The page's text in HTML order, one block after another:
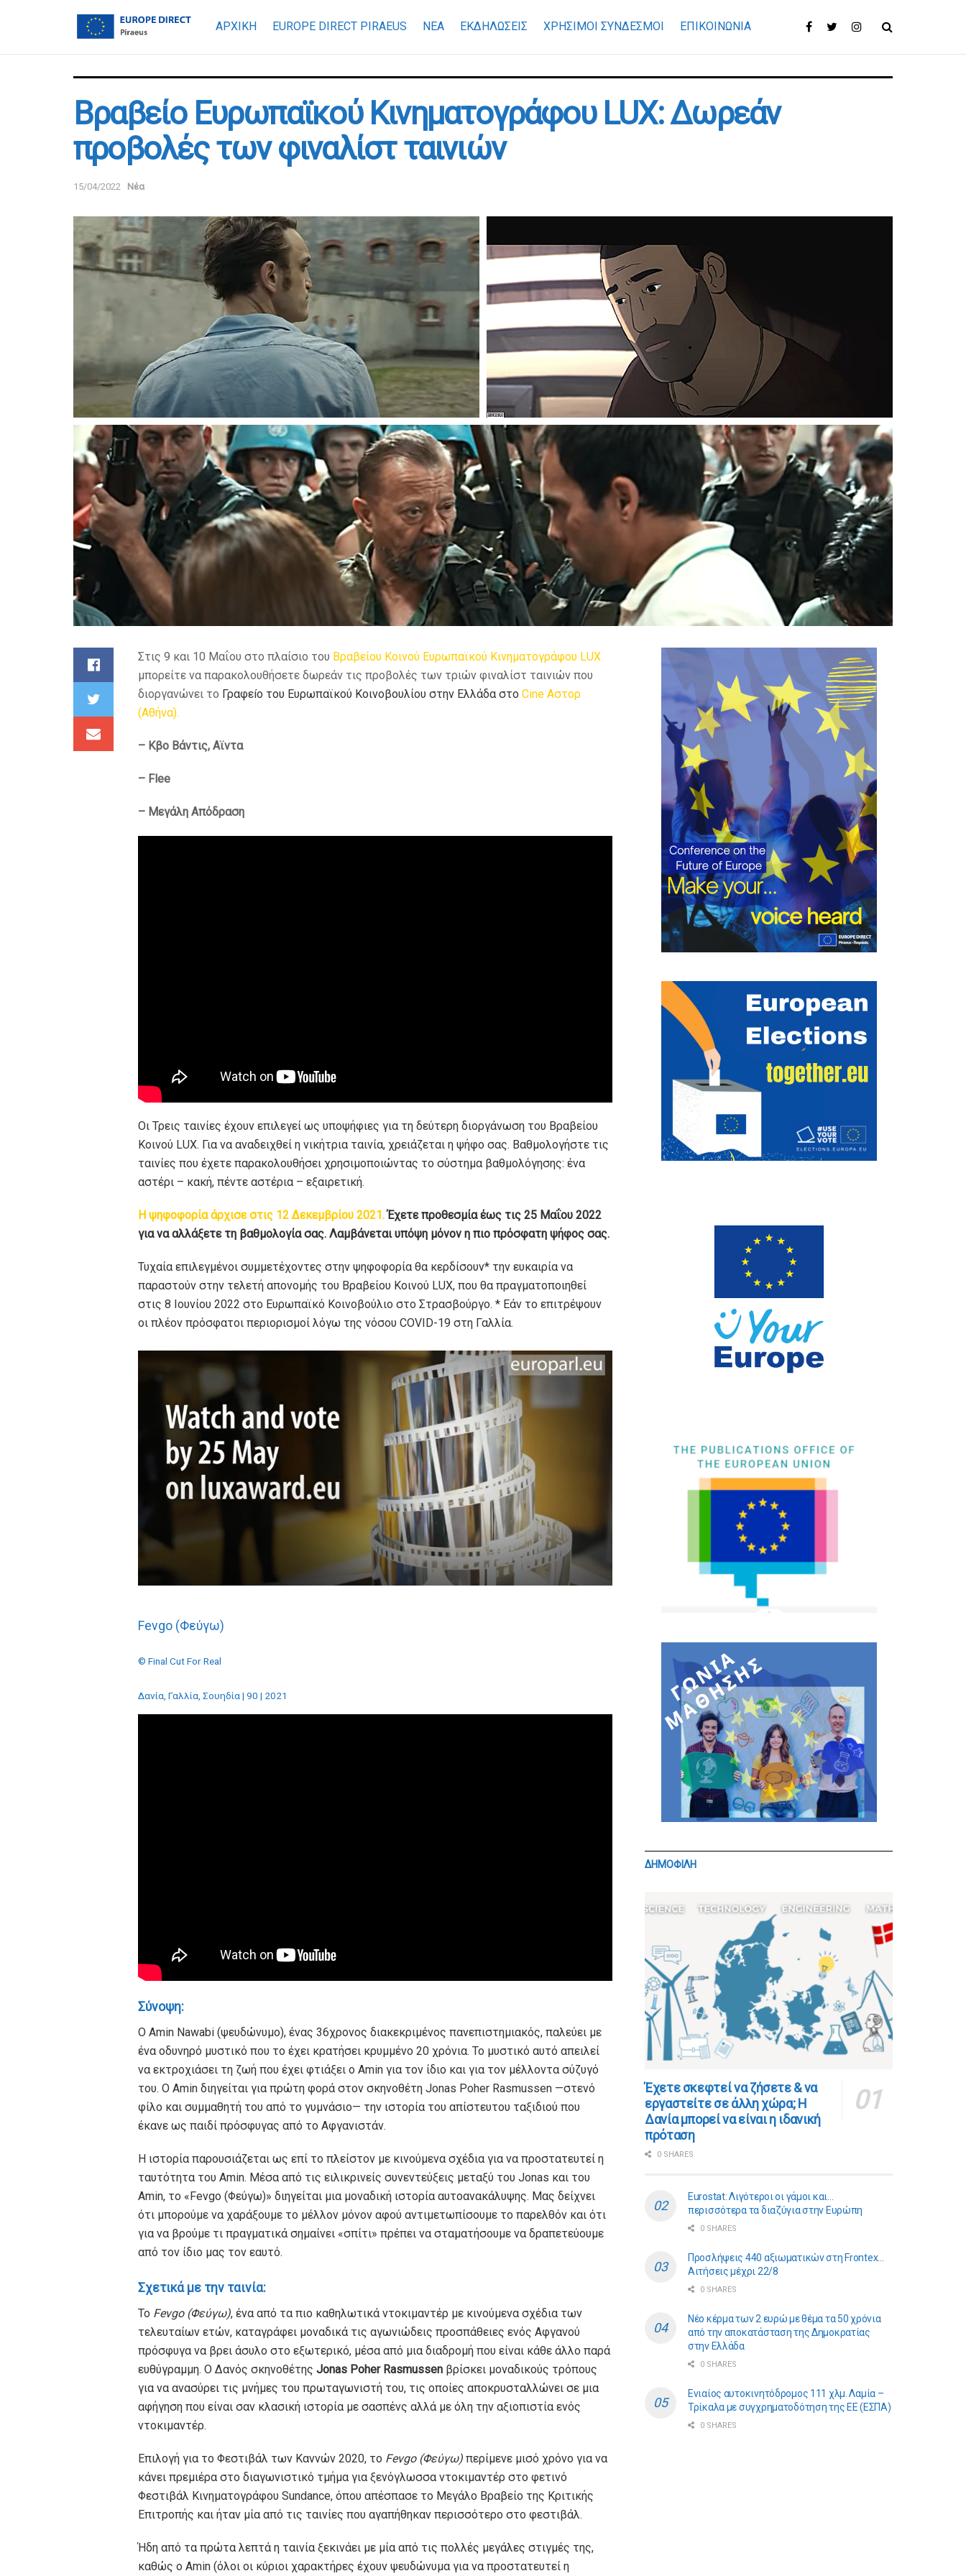
ΑΡΧΙΚΗ EUROPE DIRECT PIRAEUS ΝΕΑ ΕΚΔΗΛΩΣΕΙΣ ΧΡΉΣΙΜΟΙ ΣΎΝΔΕΣΜΟΙ ΕΠΙΚΟΙΝΩΝΊΑ
Βραβείο Ευρωπαϊκού Κινηματογράφου LUX: Δωρεάν
προβολές των φιναλίστ ταινιών
15/04/2022 Νέα
Στις 9 και 10 Μαΐου στο πλαίσιο του Βραβείου Κοινού Ευρωπαϊκού Κινηματογράφου LUX
μπορείτε να παρακολουθήσετε δωρεάν τις προβολές των τριών φιναλίστ ταινιών που
διοργανώνει το Γραφεíο του Ευρωπαϊκού Κοινοβουλίου στην Ελλάδα στο Cine Αστορ
(Αθήνα).
– Κβο Βάντις, Αϊντα
– Flee
– Mεγάλη Απόδραση
Oι Τρεις ταινίες έχουν επιλεγεί ως υποψήφιες για τη δεύτερη διοργάνωση του Βραβείου
Κοινού LUX. Για να αναδειχθεί η νικήτρια ταινία, χρειάζεται η ψήφο σας. Βαθμολογήστε τις
ταινίες που έχετε παρακολουθήσει χρησιμοποιώντας το σύστημα βαθμολόγησης: ένα
αστέρι – κακή, πέντε αστέρια – εξαιρετική.
Η ψηφοφορία άρχισε στις 12 Δεκεμβρίου 2021.Έχετε προθεσμία έως τις 25 Μαΐου 2022
για να αλλάξετε τη βαθμολογία σας. Λαμβάνεται υπόψη μόνον η πιο πρόσφατη ψήφος σας.
Τυχαία επιλεγμένοι συμμετέχοντες στην ψηφοφορία θα κερδίσουν* την ευκαιρία να
παραστούν στην τελετή απονομής του Βραβείου Κοινού LUX, που θα πραγματοποιηθεί
στις 8 Ιουνίου 2022 στο Ευρωπαϊκό Κοινοβούλιο στο Στρασβούργο. * Εάν το επιτρέψουν
οι πλέον πρόσφατοι περιορισμοί λόγω της νόσου COVID-19 στη Γαλλία.
Fevgo (Φεύγω)
© Final Cut For Real
Δανία, Γαλλία, Σουηδία | 90 | 2021
Σύνοψη:
Ο Amin Nawabi (ψευδώνυμο), ένας 36χρονος διακεκριμένος πανεπιστημιακός, παλεύει με
ένα οδυνηρό μυστικό που το έχει κρατήσει κρυμμένο 20 χρόνια. Το μυστικό αυτό απειλεί
να εκτροχιάσει τη ζωή που έχει φτιάξει ο Amin για τον ίδιο και για τον μέλλοντα σύζυγό
του. Ο Amin διηγείται για πρώτη φορά στον σκηνοθέτη Jonas Poher Rasmussen —στενό
φίλο και συμμαθητή του από το γυμνάσιο— την ιστορία του απίστευτου ταξιδιού που
έκανε ως παιδί πρόσφυγας από το Αφγανιστάν.
Η ιστορία παρουσιάζεται ως επί το πλείστον με κινούμενα σχέδια για να προστατευτεί η
ταυτότητα του Amin. Μέσα από τις ειλικρινείς συνεντεύξεις μεταξύ του Jonas και του
Amin, το «Fevgo (Φεύγω)» διηγείται μια μοναδική ιστορία αυτοανακάλυψης. Μας δείχνει
ότι μπορούμε να χαράξουμε το μέλλον μόνον αφού αντιμετωπίσουμε το παρελθόν και ότι
για να βρούμε τι πραγματικά σημαίνει «σπίτι» πρέπει να σταματήσουμε να δραπετεύουμε
από τον ίδιο μας τον εαυτό.
Σχετικά με την ταινία:
Το Fevgo (Φεύγω), ένα από τα πιο καθηλωτικά ντοκιμαντέρ με κινούμενα σχέδια των
τελευταίων ετών, καταγράφει μοναδικά τις αγωνιώδεις προσπάθειες ενός Αφγανού
πρόσφυγα να βρει άσυλο στο εξωτερικό, μέσα από μια διαδρομή που είναι κάθε άλλο παρά
ευθύγραμμη. Ο Δανός σκηνοθέτης Jonas Poher Rasmussen βρίσκει μοναδικούς τρόπους
για να ανασύρει τις μνήμες του πρωταγωνιστή του, τις οποίες αποκρυσταλλώνει σε μια
αφήγηση που είναι σαν κλασική ιστορία με σασπένς αλλά με όλη την αξιοπιστία ενός
ντοκιμαντέρ.
Επιλογή για το Φεστιβάλ των Καννών 2020, το Fevgo (Φεύγω) περίμενε μισό χρόνο για να
κάνει πρεμιέρα στο διαγωνιστικό τμήμα για ξενόγλωσσα ντοκιμαντέρ στο φετινό
Φεστιβάλ Κινηματογράφου Sundance, όπου απέσπασε το Μεγάλο Βραβείο της Κριτικής
Επιτροπής και ήταν μία από τις ταινίες που αγαπήθηκαν περισσότερο στο φεστιβάλ.
Ήδη από τα πρώτα λεπτά η ταινία ξεκινάει με μία από τις πολλές μεγάλες στιγμές της,
καθώς ο Amin (όλοι οι κύριοι χαρακτήρες έχουν ψευδώνυμα για να προστατευτεί η
ΔΗΜΟΦΙΛΗ
​​Έχετε σκεφτεί να ζήσετε & να
εργαστείτε σε άλλη χώρα; Η
Δανία μπορεί να είναι η ιδανική
πρόταση
0 SHARES
Eurostat: Λιγότεροι οι γάμοι και…
περισσότερα τα διαζύγια στην Ευρώπη
0 SHARES
Προσλήψεις 440 αξιωματικών στη Frontex…
Αιτήσεις μέχρι 22/8
0 SHARES
Νέο κέρμα των 2 ευρώ με θέμα τα 50 χρόνια
από την αποκατάσταση της Δημοκρατίας
στην Ελλάδα
0 SHARES
Ενιαίος αυτοκινητόδρομος 111 χλμ. Λαμία –
Τρίκαλα με συγχρηματοδότηση της ΕE (ΕΣΠΑ)
0 SHARES